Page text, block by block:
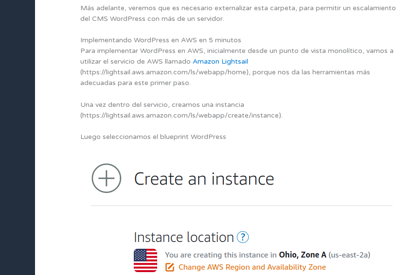
Más adelante, veremos que es necesario externalizar esta carpeta, para permitir un escalamiento
del CMS WordPress con más de un servidor.
Implementando WordPress en AWS en 5 minutos
Para implementar WordPress en AWS, inicialmente desde un punto de vista monolítico, vamos a
utilizar el servicio de AWS llamadoAmazon Lightsail
(https://lightsail.aws.amazon.com/ls/webapp/home), porque nos da las herramientas más
adecuadas para este primer paso.
Una vez dentro del servicio, creamos una instancia
(https://lightsail.aws.amazon.com/ls/webapp/create/instance).
Luego seleccionamos el blueprint WordPress